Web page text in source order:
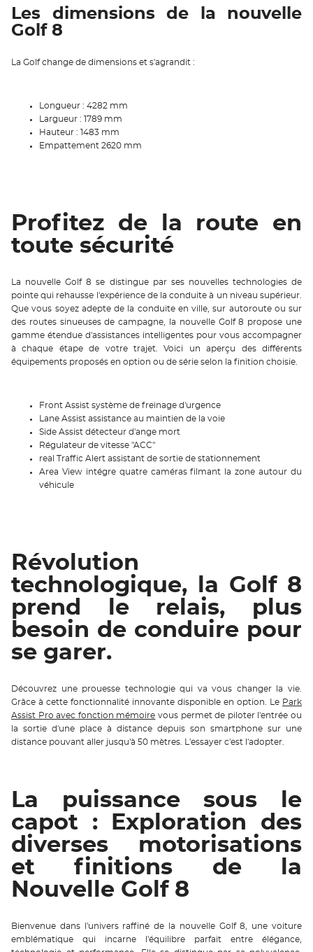
Les dimensions de la nouvelle
Golf 8
La Golf change de dimensions et s'agrandit :
Longueur : 4282 mm
Largueur : 1789 mm
Hauteur : 1483 mm
Empattement 2620 mm
Profitez de la route en
toute sécurité
La nouvelle Golf 8 se distingue par ses nouvelles technologies de
pointe qui rehausse l'expérience de la conduite à un niveau supérieur.
Que vous soyez adepte de la conduite en ville, sur autoroute ou sur
des routes sinueuses de campagne, la nouvelle Golf 8 propose une
gamme étendue d'assistances intelligentes pour vous accompagner
à chaque étape de votre trajet. Voici un aperçu des différents
équipements proposés en option ou de série selon la finition choisie.
Front Assist système de freinage d'urgence
Lane Assist assistance au maintien de la voie
Side Assist détecteur d'ange mort
Régulateur de vitesse "ACC"
real Traffic Alert assistant de sortie de stationnement
Area View intégre quatre caméras filmant la zone autour du
véhicule
Révolution
technologique, la Golf 8
prend le relais, plus
besoin de conduire pour
se garer.
Découvrez une prouesse technologie qui va vous changer la vie.
Grâce à cette fonctionnalité innovante disponible en option. Le Park
Assist Pro avec fonction mémoire vous permet de piloter l'entrée ou
la sortie d'une place à distance depuis son smartphone sur une
distance pouvant aller jusqu'à 50 mètres. L'essayer c'est l'adopter.
La puissance sous le
capot : Exploration des
diverses motorisations
et finitions de la
Nouvelle Golf 8
Bienvenue dans l'univers raffiné de la nouvelle Golf 8, une voiture
emblématique qui incarne l'équilibre parfait entre élégance,